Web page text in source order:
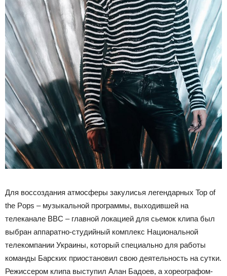
Для воссоздания атмосферы закулисья легендарных Top of
the Pops – музыкальной программы, выходившей на
телеканале BBC – главной локацией для сьемок клипа был
выбран аппаратно-студийный комплекс Национальной
телекомпании Украины, который специально для работы
команды Барских приостановил свою деятельность на сутки.
Режиссером клипа выступил Алан Бадоев, а хореографом-